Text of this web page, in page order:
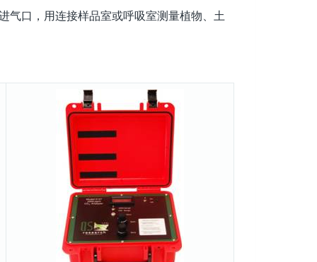
气口，用连接样品室或呼吸室测量植物、土